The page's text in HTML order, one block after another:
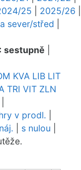
25 2025/26
sever/střed
sestupně
KVA LIB LIT
TRI VIT ZLN
v prodl.
s nulou